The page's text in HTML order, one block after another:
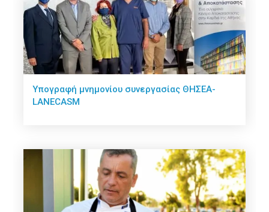
Υπογραφή μνημονίου συνεργασίας ΘΗΣΕΑ-
LANECASM